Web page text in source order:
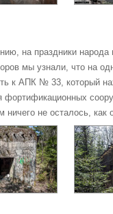
на праздники народа
мы узнали, что на
к АПК № 33, который
фортификационных
не осталось, как